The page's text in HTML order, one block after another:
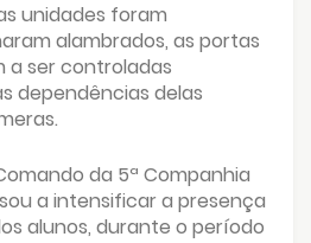
unidades foram
alambrados, as portas
a ser controladas
dependências delas
da 5ª Companhia
a intensificar a presença
alunos, durante o período